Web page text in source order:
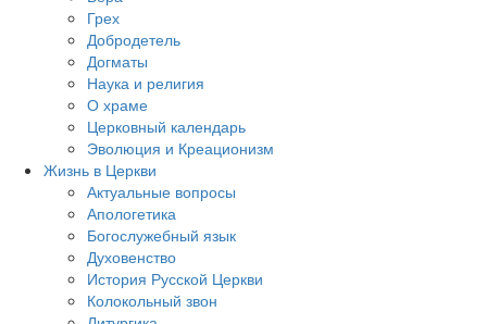
Грех
Добродетель
Догматы
Наука и религия
О храме
Церковный календарь
Эволюция и Креационизм
Жизнь в Церкви
Актуальные вопросы
Апологетика
Богослужебный язык
Духовенство
История Русской Церкви
Колокольный звон